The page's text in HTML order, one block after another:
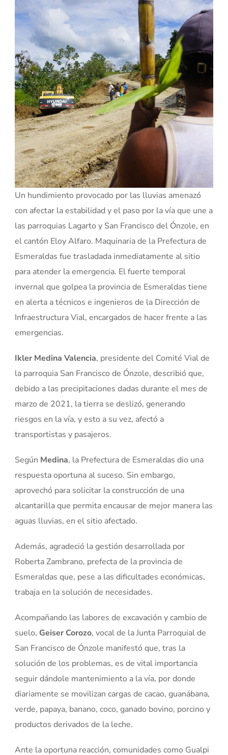
Un hundimiento provocado por las lluvias amenazó
con afectar la estabilidad y el paso por la vía que une a
las parroquias Lagarto y San Francisco del Ónzole, en
el cantón Eloy Alfaro. Maquinaria de la Prefectura de
Esmeraldas fue trasladada inmediatamente al sitio
para atender la emergencia. El fuerte temporal
invernal que golpea la provincia de Esmeraldas tiene
en alerta a técnicos e ingenieros de la Dirección de
Infraestructura Vial, encargados de hacer frente a las
emergencias.
Ikler Medina Valencia, presidente del Comité Vial de
la parroquia San Francisco de Ónzole, describió que,
debido a las precipitaciones dadas durante el mes de
marzo de 2021, la tierra se deslizó, generando
riesgos en la vía, y esto a su vez, afectó a
transportistas y pasajeros.
Según Medina, la Prefectura de Esmeraldas dio una
respuesta oportuna al suceso. Sin embargo,
aprovechó para solicitar la construcción de una
alcantarilla que permita encausar de mejor manera las
aguas lluvias, en el sitio afectado.
Además, agradeció la gestión desarrollada por
Roberta Zambrano, prefecta de la provincia de
Esmeraldas que, pese a las dificultades económicas,
trabaja en la solución de necesidades.
Acompañando las labores de excavación y cambio de
suelo, Geiser Corozo, vocal de la Junta Parroquial de
San Francisco de Ónzole manifestó que, tras la
solución de los problemas, es de vital importancia
seguir dándole mantenimiento a la vía, por donde
diariamente se movilizan cargas de cacao, guanábana,
verde, papaya, banano, coco, ganado bovino, porcino y
productos derivados de la leche.
Ante la oportuna reacción, comunidades como Gualpi